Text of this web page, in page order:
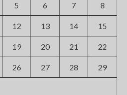
5 6 7 8
12 13 14 15
19 20 21 22
26 27 28 29